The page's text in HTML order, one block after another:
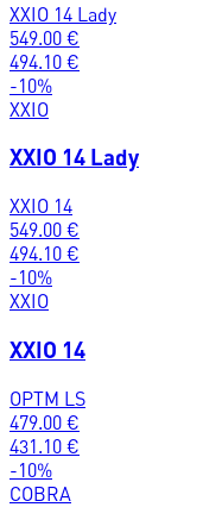
XXIO 14 Lady
549.00 €
494.10 €
-10%
XXIO
XXIO 14 Lady
XXIO 14
549.00 €
494.10 €
-10%
XXIO
XXIO 14
OPTM LS
479.00 €
431.10 €
-10%
COBRA